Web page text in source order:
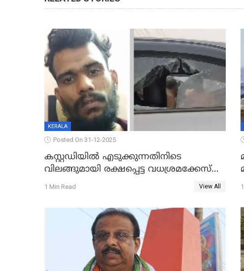
KERALA
Posted On 31-12-2025
കസ്റ്റഡിയിൽ എടുക്കുന്നതിനിടെ
വിലങ്ങുമായി രക്ഷപ്പെട്ട വധശ്രമക്കേസ്
പ്രതി പിടിയിൽ
1 Min Read View All